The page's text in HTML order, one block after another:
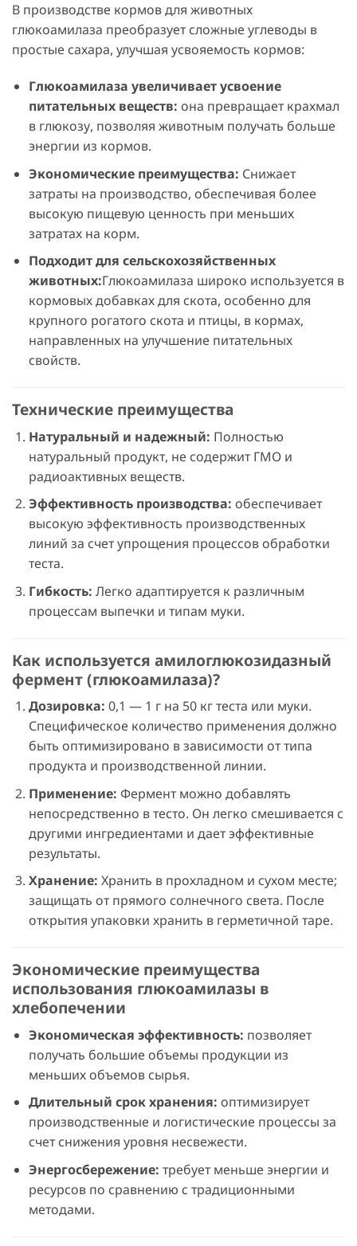
В производстве кормов для животных
глюкоамилаза преобразует сложные углеводы в
простые сахара, улучшая усвояемость кормов:
Глюкоамилаза увеличивает усвоение
питательных веществ: она превращает крахмал
в глюкозу, позволяя животным получать больше
энергии из кормов.
Экономические преимущества: Снижает
затраты на производство, обеспечивая более
высокую пищевую ценность при меньших
затратах на корм.
Подходит для сельскохозяйственных
животных:Глюкоамилаза широко используется в
кормовых добавках для скота, особенно для
крупного рогатого скота и птицы, в кормах,
направленных на улучшение питательных
свойств.
Технические преимущества
Натуральный и надежный: Полностью
натуральный продукт, не содержит ГМО и
радиоактивных веществ.
Эффективность производства: обеспечивает
высокую эффективность производственных
линий за счет упрощения процессов обработки
теста.
Гибкость: Легко адаптируется к различным
процессам выпечки и типам муки.
Как используется амилоглюкозидазный
фермент (глюкоамилаза)?
Дозировка: 0,1 — 1 г на 50 кг теста или муки.
Специфическое количество применения должно
быть оптимизировано в зависимости от типа
продукта и производственной линии.
Применение: Фермент можно добавлять
непосредственно в тесто. Он легко смешивается с
другими ингредиентами и дает эффективные
результаты.
Хранение: Хранить в прохладном и сухом месте;
защищать от прямого солнечного света. После
открытия упаковки хранить в герметичной таре.
Экономические преимущества
использования глюкоамилазы в
хлебопечении
Экономическая эффективность: позволяет
получать большие объемы продукции из
меньших объемов сырья.
Длительный срок хранения: оптимизирует
производственные и логистические процессы за
счет снижения уровня несвежести.
Энергосбережение: требует меньше энергии и
ресурсов по сравнению с традиционными
методами.